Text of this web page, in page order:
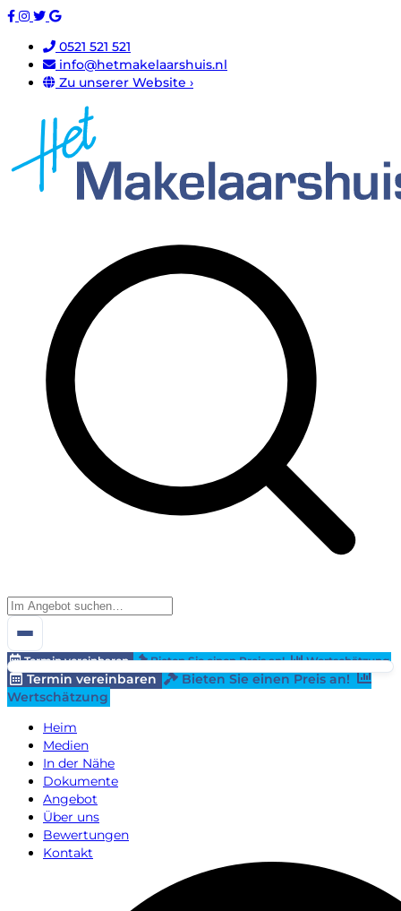
0521 521 521
info@hetmakelaarshuis.nl
Zu unserer Website ›
Termin vereinbaren Bieten Sie einen Preis an! Wertschätzung
Termin vereinbaren
Bieten Sie einen Preis an!
Wertschätzung
Heim
Medien
In der Nähe
Dokumente
Angebot
Über uns
Bewertungen
Kontakt